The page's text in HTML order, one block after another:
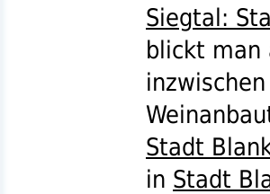
Siegtal:
blickt man
Stadt
in Stadt